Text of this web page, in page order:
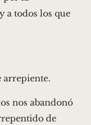
a todos los que
arrepiente.
nos abandonó
de